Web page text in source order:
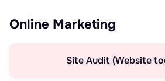
Online Marketing
Site Audit (Website